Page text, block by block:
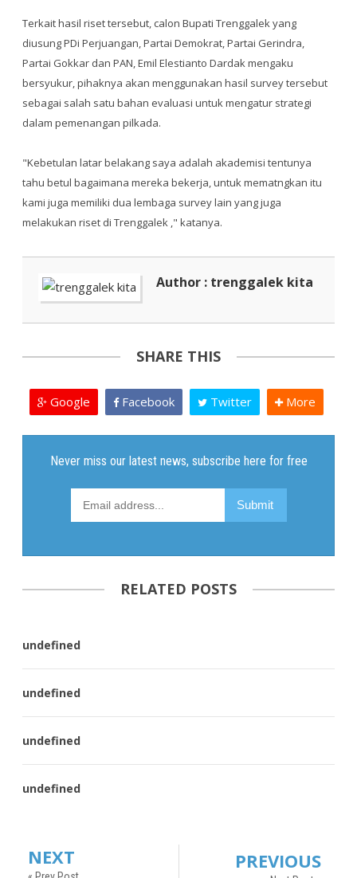
Terkait hasil riset tersebut, calon Bupati Trenggalek yang
diusung PDi Perjuangan, Partai Demokrat, Partai Gerindra,
Partai Gokkar dan PAN, Emil Elestianto Dardak mengaku
bersyukur, pihaknya akan menggunakan hasil survey tersebut
sebagai salah satu bahan evaluasi untuk mengatur strategi
dalam pemenangan pilkada.
"Kebetulan latar belakang saya adalah akademisi tentunya
tahu betul bagaimana mereka bekerja, untuk mematngkan itu
kami juga memiliki dua lembaga survey lain yang juga
melakukan riset di Trenggalek ," katanya.
Author : trenggalek kita
SHARE THIS
Google Facebook Twitter More
RELATED POSTS
undefined
undefined
undefined
undefined
NEXT PREVIOUS